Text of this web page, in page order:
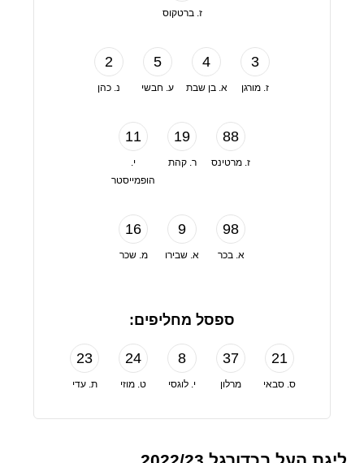
ז. ברטקוס
2
נ. כהן
5
ע. חבשי
4
א. בן שבת
3
ז. מורגן
11
י.
הופמייסטר
19
ר. קהת
88
ז. מרטינס
16
מ. שכר
9
א. שבירו
98
א. בכר
ספסל מחליפים:
23
ת. עדי
24
ט. מוזי
8
י. לוגסי
37
מרלון
21
ס. סבאי